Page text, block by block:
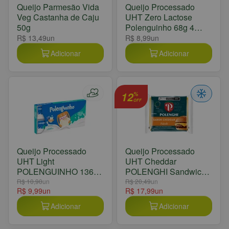
Queijo Parmesão Vida
Veg Castanha de Caju
50g
R$ 13,49un
Adicionar
Queijo Processado
UHT Zero Lactose
Polenguinho 68g 4
Unidades
R$ 8,99un
Adicionar
Queijo Processado
UHT Light
POLENGUINHO 136g
8 Unidades
R$ 10,90un
R$ 9,99un
Adicionar
12%
OFF
Queijo Processado
UHT Cheddar
POLENGHI Sandwich-
In 144g 8 Unidades
R$ 20,49un
R$ 17,99un
Adicionar